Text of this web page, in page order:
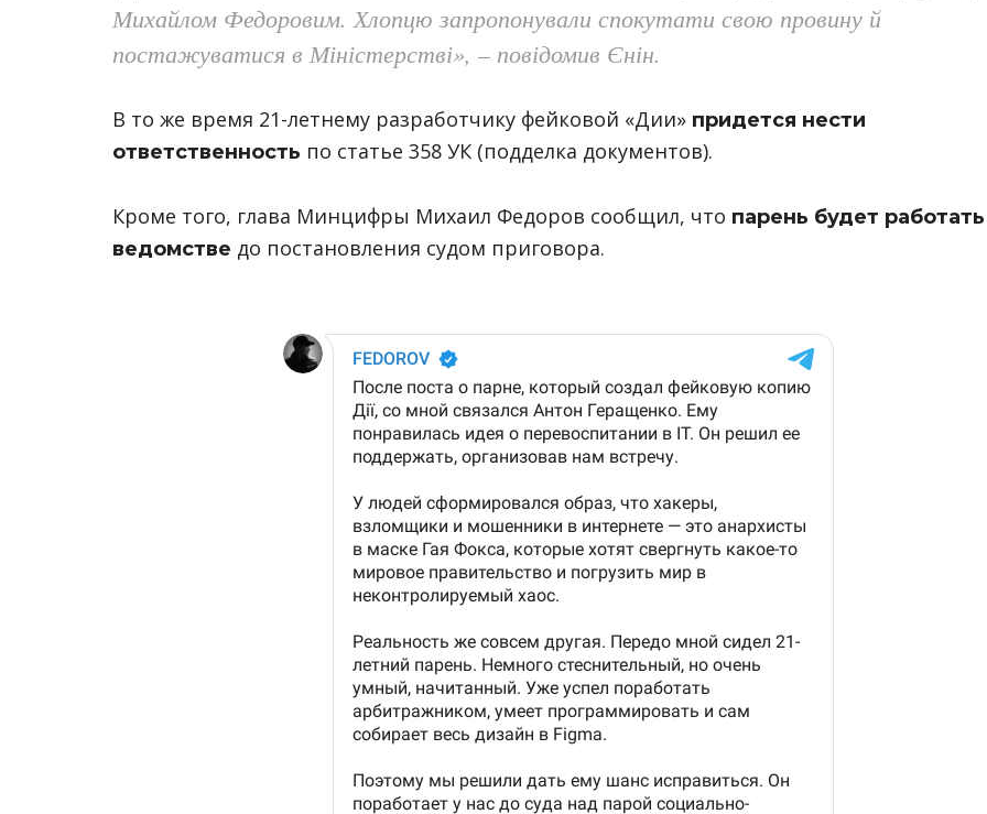
Михайлом Федоровим. Хлопцю запропонували спокутати свою провину й
постажуватися в Міністерстві», – повідомив Єнін.
В то же время 21-летнему разработчику фейковой «Дии» придется нести
ответственность по статье 358 УК (подделка документов).
Кроме того, глава Минцифры Михаил Федоров сообщил, что парень будет
ведомстве до постановления судом приговора.